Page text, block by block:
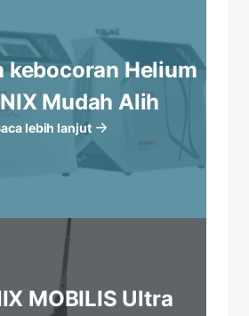
kebocoran Helium
Mudah Alih
lebih lanjut
MOBILIS Ultra